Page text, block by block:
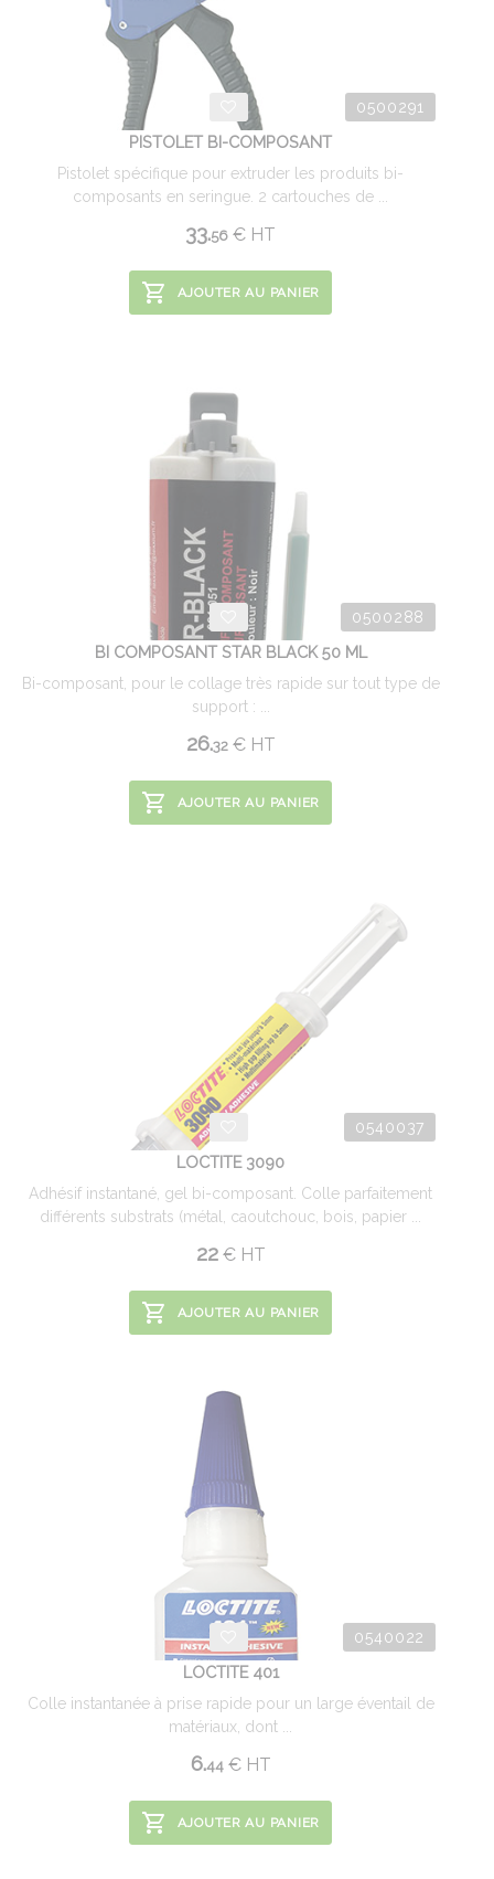
0500291
PISTOLET BI-COMPOSANT
Pistolet spécifique pour extruder les produits bi-
composants en seringue. 2 cartouches de ...
33.56 € HT
AJOUTER AU PANIER
0500288
BI COMPOSANT STAR BLACK 50 ML
Bi-composant, pour le collage très rapide sur tout type de
support : ...
26.32 €HT
AJOUTER AU PANIER
0540037
LOCTITE 3090
Adhésif instantané, gel bi-composant. Colle parfaitement
différents substrats (métal, caoutchouc, bois, papier ...
22 €HT
AJOUTER AU PANIER
0540022
LOCTITE 401
Colle instantanée à prise rapide pour un large éventail de
matériaux, dont ...
6.44 €HT
AJOUTER AU PANIER